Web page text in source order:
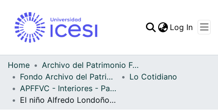
Statistics
Log In
Home
Archivo del Patrimonio Fotográfico y Fílmico del Valle del Cauca
Fondo Archivo del Patrimonio Fotográfico y Fílmico del Valle del Cauca
Lo Cotidiano
APFFVC - Interiores - Patrimonial
El niño Alfredo Londoño y su mascota